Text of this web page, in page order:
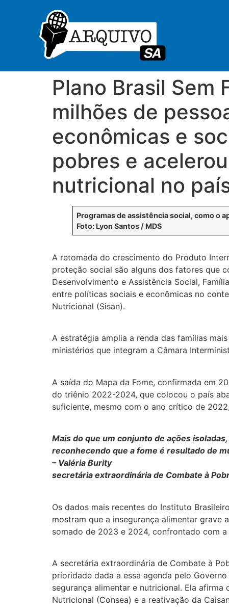
Plano Brasil Sem
milhões de
econômicas e
pobres e
nutricional no
Programas de assistência social, como o
Foto: Lyon Santos / MDS
A retomada do crescimento do Produto
proteção social são alguns dos fatores que
Desenvolvimento e Assistência Social,
entre políticas sociais e econômicas no
Nutricional (Sisan).
A estratégia amplia a renda das famílias
ministérios que integram a Câmara
A saída do Mapa da Fome, confirmada em
do triênio 2022-2024, que colocou o país
suficiente, mesmo com o ano crítico de
Mais do que um conjunto de ações
reconhecendo que a fome é resultado de
– Valéria Burity
secretária extraordinária de Combate à
Os dados mais recentes do Instituto
mostram que a insegurança alimentar grave
somado de 2023 e 2024, confrontado com
A secretária extraordinária de Combate à
prioridade dada a essa agenda pelo
segurança alimentar e nutricional. Ela
Nutricional (Consea) e a reativação da